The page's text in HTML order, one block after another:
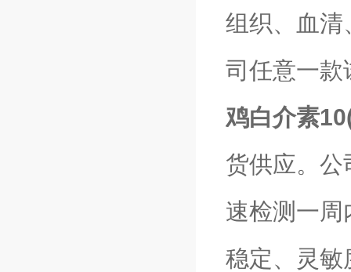
组织、血清
司任意一款
鸡白介素
货供应。
速检测一
稳定、灵敏